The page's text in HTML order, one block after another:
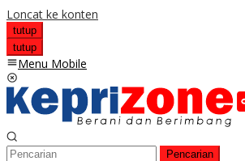
Loncat ke konten
tutup
tutup
Menu Mobile
Pencarian